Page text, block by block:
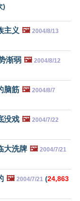
)
主义 🖼️ 2004/8/13
渐弱 🖼️ 2004/8/12
脑筋 🖼️ 2004/8/7
没戏 🖼️ 2004/7/22
大洗牌 🖼️ 2004/7/21
🖼️ 2004/7/21 (24,863